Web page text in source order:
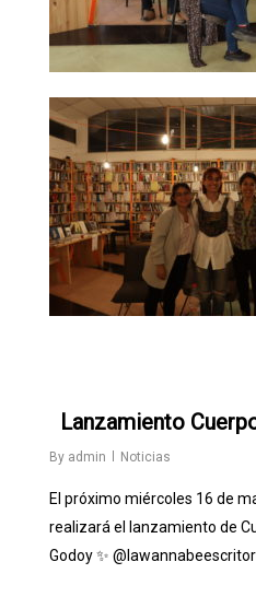
Lanzamiento
By admin Noticias
El próximo miércoles 16 de
realizará el lanzamiento de
Godoy ✨